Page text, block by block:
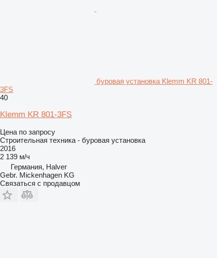
буровая установка Klemm KR 801-
3FS
40
Klemm KR 801-3FS
Цена по запросу
Строительная техника - буровая установка
2016
2 139 м/ч
Германия, Halver
Gebr. Mickenhagen KG
Связаться с продавцом